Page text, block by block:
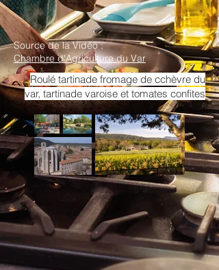
Source de la Vidéo :
Chambre d'Agriculture du Var
Roulé tartinade fromage de cchèvre du
var, tartinade varoise et tomates confites